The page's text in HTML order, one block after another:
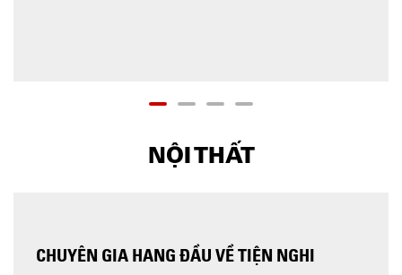
NỘI THẤT
CHUYÊN GIA HANG ĐẦU VỀ TIỆN NGHI